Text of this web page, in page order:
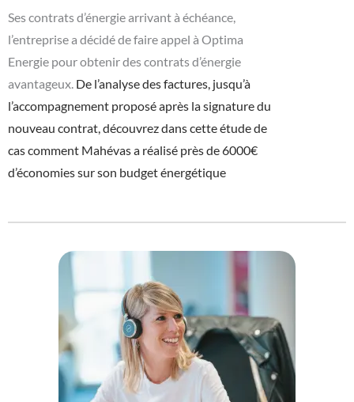
Ses contrats d’énergie arrivant à échéance,
l’entreprise a décidé de faire appel à Optima
Energie pour obtenir des contrats d’énergie
avantageux. De l’analyse des factures, jusqu’à
l’accompagnement proposé après la signature du
nouveau contrat, découvrez dans cette étude de
cas comment Mahévas a réalisé près de 6000€
d’économies sur son budget énergétique